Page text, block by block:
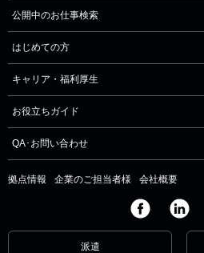
公開中のお仕事検索
はじめての方
キャリア・福利厚生
お役立ちガイド
QA･お問い合わせ
拠点情報 企業のご担当者様 会社概要
派遣